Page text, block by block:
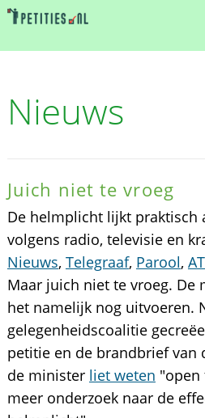
Nieuws
Juich niet te vroeg
De helmplicht lijkt praktisch
volgens radio, televisie en
Nieuws, Telegraaf, Parool,
Maar juich niet te vroeg. De
het namelijk nog uitvoeren.
gelegenheidscoalitie
petitie en de brandbrief van
de minister liet weten "open
meer onderzoek naar de